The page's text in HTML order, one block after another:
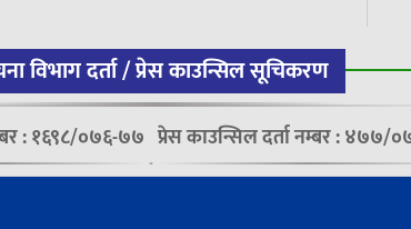
विभाग दर्ता / प्रेस काउन्सिल सूचिकरण
: १६९८/०७६-७७ प्रेस काउन्सिल दर्ता नम्बर : ४७७/